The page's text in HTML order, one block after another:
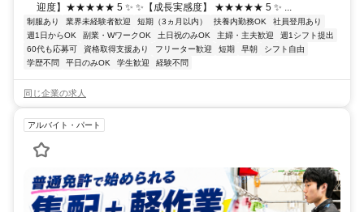
迎度】★★★★★ 5 ✨ ✨【成長実感度】 ★★★★★ 5 ✨ ...
制服あり 業界未経験者歓迎 短期（3ヵ月以内） 扶養内勤務OK
社員登用あり
週1日からOK
副業・WワークOK 土日祝のみOK 主婦・主夫歓迎
週1シフト提出
60代も応募可
資格取得支援あり フリーター歓迎 短期 早朝
シフト自由
学歴不問
平日のみOK 学生歓迎 経験不問
同じ企業の求人
アルバイト・パート